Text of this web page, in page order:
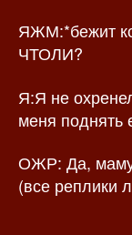
ЯЖМ:*бежит
ЧТОЛИ?
Я:Я не
меня поднять
ОЖР: Да,
(все реплики